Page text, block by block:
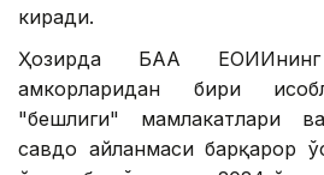
киради.
Ҳозирда БАА
ҳамкорларидан бири
"бешлиги" мамлакатлари
савдо айланмаси барқарор